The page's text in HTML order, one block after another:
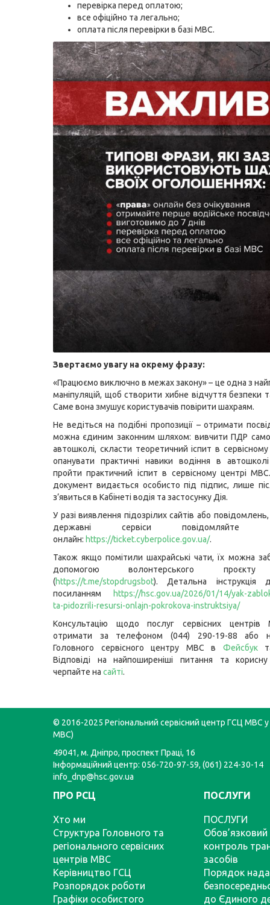
перевірка перед оплатою;
все офіційно та легально;
оплата після перевірки в базі МВС.
Звертаємо увагу на окрему фразу:
«Працюємо виключно в межах закону» – це одна з
маніпуляцій, щоб створити хибне відчуття безпеки
Саме вона змушує користувачів повірити шахраям.
Не ведіться на подібні пропозиції – отримати
можна єдиним законним шляхом: вивчити ПДР
автошколі, скласти теоретичний іспит в
опанувати практичні навики водіння в
пройти практичний іспит в сервісному центрі
документ видається особисто під підпис, лише
з’явиться в Кабінеті водія та застосунку Дія.
У разі виявлення підозрілих сайтів або
державні сервіси повідомляйте
онлайн: https://ticket.cyberpolice.gov.ua/.
Також якщо помітили шахрайські чати, їх можна
допомогою волонтерського проєкту
(https://t.me/stopdrugsbot). Детальна інструкція
посиланням
https://hsc.gov.ua/2026/01/14/yak-
ta-pidozrili-resursi-onlajn-pokrokova-instruktsiya/
Консультацію щодо послуг сервісних
отримати за телефоном (044) 290-19-88 або
Головного сервісного центру МВС в Фейсбук
Відповіді на найпоширеніші питання та
черпайте на сайті.
© 2016-2025 Регіональний сервісний центр ГСЦ МВС у
МВС)
49041, м. Дніпро, проспект Праці, 16
Інформаційний центр: 056-720-97-59, (061) 224-30-14
info_dnp@hsc.gov.ua
ПРО РСЦ
Хто ми
Структура Головного та
регіонального сервісних
центрів МВС
Керівництво ГСЦ
Розпорядок роботи
Графіки особистого
ПОСЛУГИ
ПОСЛУГИ
Обов’язковий
контроль
засобів
Порядок
до Єдиного